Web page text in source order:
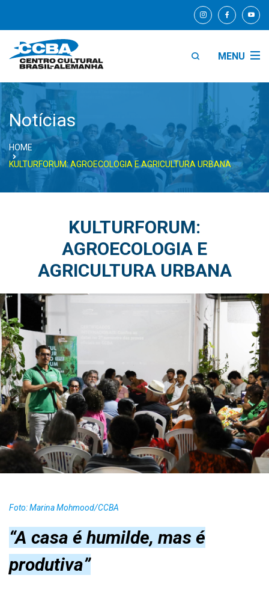
MENU
Notícias
HOME
KULTURFORUM: AGROECOLOGIA E AGRICULTURA URBANA
KULTURFORUM:
AGROECOLOGIA E
AGRICULTURA URBANA
Foto: Marina Mohmood/CCBA
“A casa é humilde, mas é
produtiva”